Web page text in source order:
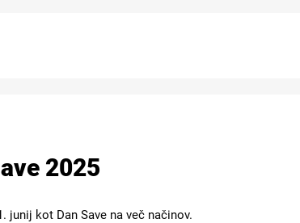
2025
junij kot Dan Save na več načinov.